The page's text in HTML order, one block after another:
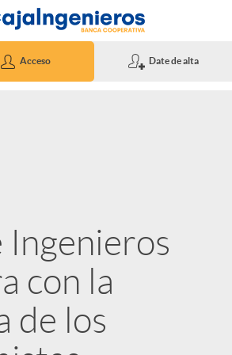
Acceso Date de alta
Ingenieros
con la
de los